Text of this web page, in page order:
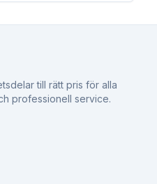
till rätt pris för alla
professionell service.